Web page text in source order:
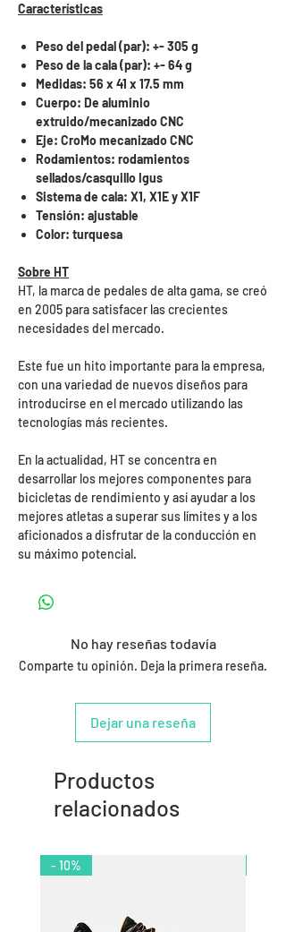
Características
Peso del pedal (par): +- 305 g
Peso de la cala (par): +- 64 g
Medidas: 56 x 41 x 17.5 mm
Cuerpo: De aluminio
extruido/mecanizado CNC
Eje: CroMo mecanizado CNC
Rodamientos: rodamientos
sellados/casquillo Igus
Sistema de cala: X1, X1E y X1F
Tensión: ajustable
Color: turquesa
Sobre HT
HT, la marca de pedales de alta gama, se creó
en 2005 para satisfacer las crecientes
necesidades del mercado.
Este fue un hito importante para la empresa,
con una variedad de nuevos diseños para
introducirse en el mercado utilizando las
tecnologías más recientes.
En la actualidad, HT se concentra en
desarrollar los mejores componentes para
bicicletas de rendimiento y así ayudar a los
mejores atletas a superar sus límites y a los
aficionados a disfrutar de la conducción en
su máximo potencial.
No hay reseñas todavía
Comparte tu opinión. Deja la primera reseña.
Dejar una reseña
Productos
relacionados
- 10%